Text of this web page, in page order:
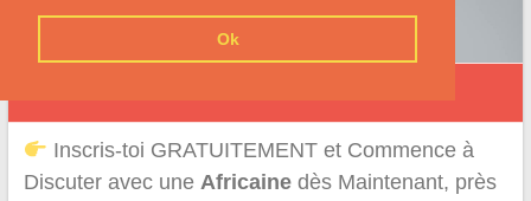
Ok
Inscris-toi GRATUITEMENT et Commence à
Discuter avec une Africainedès Maintenant, près